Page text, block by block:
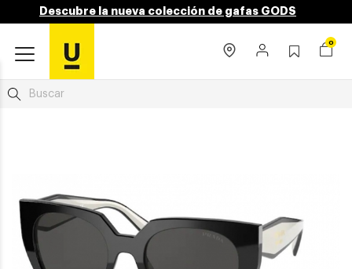
Descubre la nueva colección de gafas GODS
0